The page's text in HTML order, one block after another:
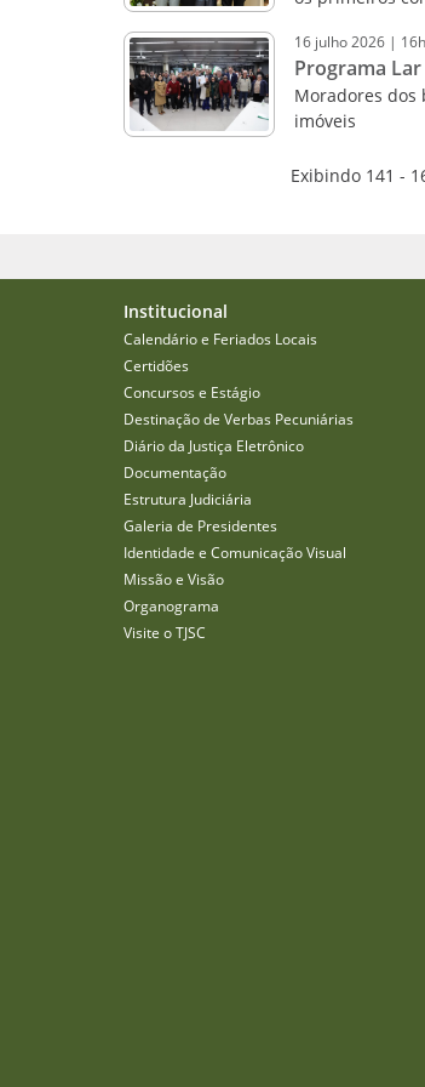
16 julho2026 |
Programa
Moradores dos
imóveis
Exibindo 141 -
Institucional
Calendário e Feriados Locais
Certidões
Concursos e Estágio
Destinação de Verbas Pecuniárias
Diário da Justiça Eletrônico
Documentação
Estrutura Judiciária
Galeria de Presidentes
Identidade e Comunicação Visual
Missão e Visão
Organograma
Visite o TJSC